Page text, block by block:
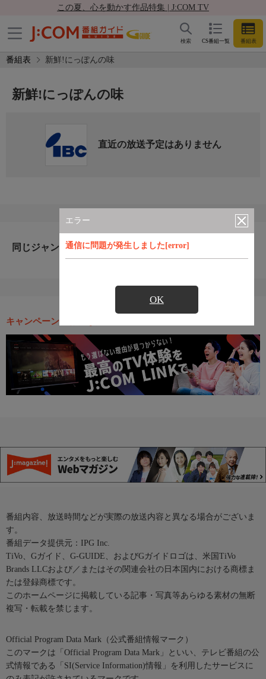
この夏、心を動かす作品特集 | J:COM TV
CS番組一覧 番組表
検索
番組表 新鮮!にっぽんの味
エラー
通信に問題が発生しました[error]
OK
新鮮!にっぽんの味
直近の放送予定はありません
同じジャンルのおすすめ番組
キャンペーン・お得な情報
番組内容、放送時間などが実際の放送内容と異なる場合がございま
す。
番組データ提供元：IPG Inc.
TiVo、Gガイド、G-GUIDE、およびGガイドロゴは、米国TiVo
Brands LLCおよび／またはその関連会社の日本国内における商標ま
たは登録商標です。
このホームページに掲載している記事・写真等あらゆる素材の無断
複写・転載を禁じます。
Official Program Data Mark（公式番組情報マーク）
このマークは「Official Program Data Mark」といい、テレビ番組の公
式情報である「SI(Service Information)情報」を利用したサービスに